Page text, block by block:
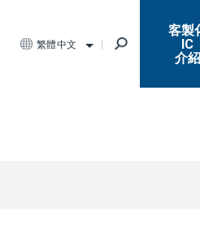
繁體中文
客製
IC
介紹